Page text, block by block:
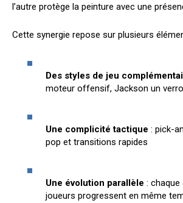
l’autre protège la peinture avec une
Cette synergie repose sur plusieurs
Des styles de jeu
moteur offensif, Jackson un
Une complicité tactique : pick-
pop et transitions rapides
Une évolution parallèle : chaque
joueurs progressent en même